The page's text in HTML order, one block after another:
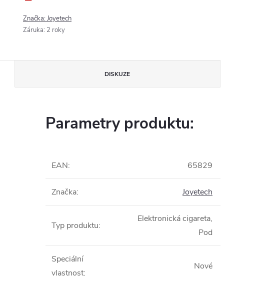
Značka:Joyetech
Záruka: 2 roky
DISKUZE
Parametry produktu:
EAN: 65829
Značka: Joyetech
Typ produktu:
Elektronická cigareta,
Pod
Speciální
vlastnost:
Nové